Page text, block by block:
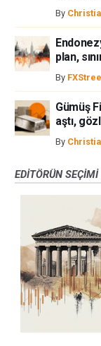
By
plan,
By
Gümüş
aştı,
By
EDITÖRÜN SEÇIMI